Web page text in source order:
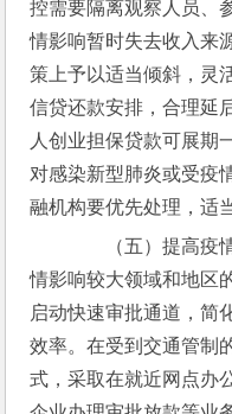
控需要隔离观察人员、
情影响暂时失去收入来
策上予以适当倾斜，灵
信贷还款安排，合理延
人创业担保贷款可展期
对感染新型肺炎或受疫
融机构要优先处理，适
（五）提高疫情
情影响较大领域和地区
启动快速审批通道，简
效率。在受到交通管制
式，采取在就近网点办